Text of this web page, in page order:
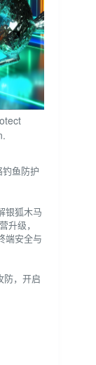
鱼防护
银狐木马
升级，
端安全与
防，开启